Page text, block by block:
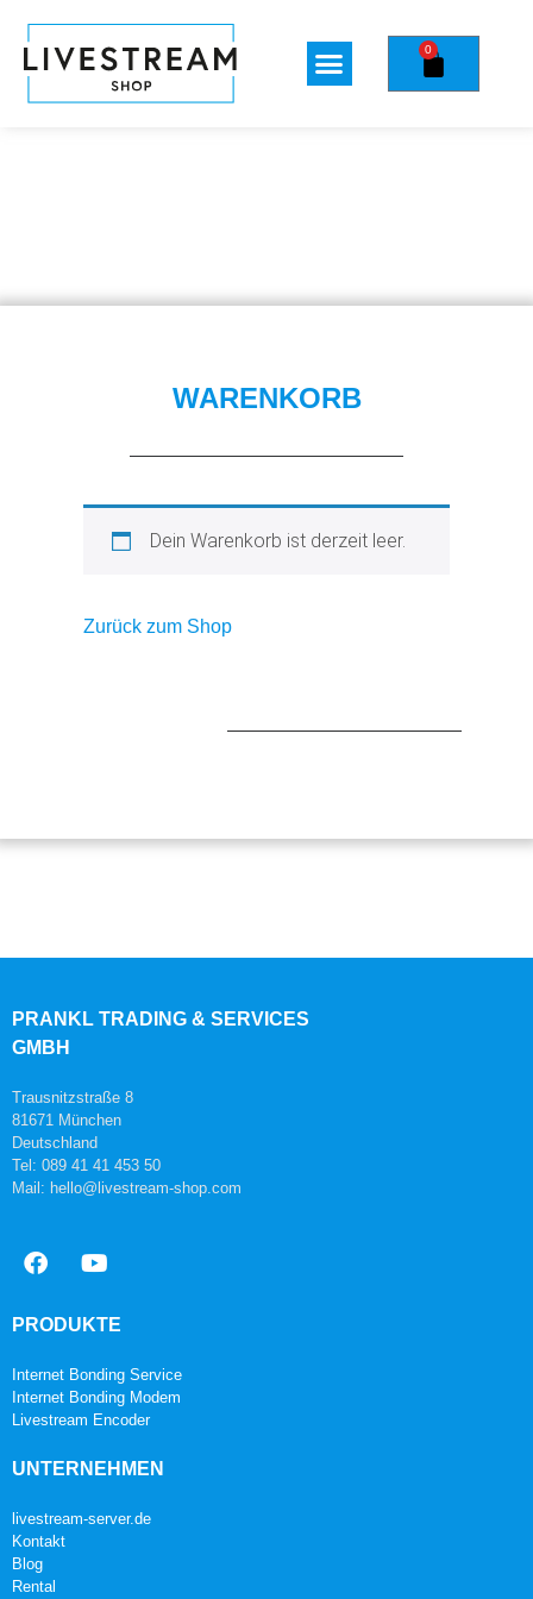
0
WARENKORB
Dein Warenkorb ist derzeit leer.
Zurück zum Shop
PRANKL TRADING & SERVICES
GMBH
Trausnitzstraße 8
81671 München
Deutschland
Tel: 089 41 41 453 50
Mail: hello@livestream-shop.com
PRODUKTE
Internet Bonding Service
Internet Bonding Modem
Livestream Encoder
UNTERNEHMEN
livestream-server.de
Kontakt
Blog
Rental